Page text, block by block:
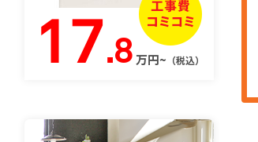
17.8 万円~ （税込）